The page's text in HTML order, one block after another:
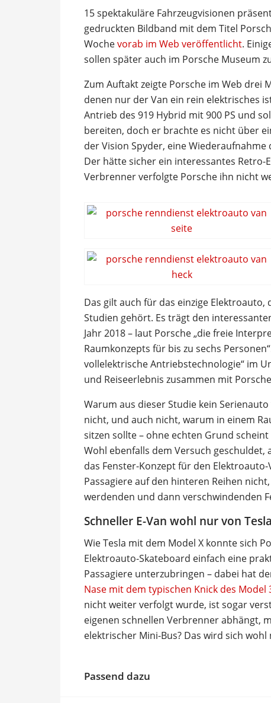
15 spektakuläre Fahrzeugvisionen
gedruckten Bildband mit dem Titel
Wochevorab im Web veröffentlicht.
sollen später auch im Porsche Museum
Zum Auftakt zeigte Porsche im Web drei
denen nur der Van ein rein elektrisches
Antrieb des 919 Hybrid mit 900 PS und
bereiten, doch er brachte es nicht über
der Vision Spyder, eine Wiederaufnahme
Der hätte sicher ein interessantes Retro-
Verbrenner verfolgte Porsche ihn nicht
Das gilt auch für das einzige
Studien gehört. Es trägt den
Jahr 2018 – laut Porsche „die freie
Raumkonzepts für bis zu sechs
vollelektrische Antriebstechnologie“ im
und Reiseerlebnis zusammen mit
Warum aus dieser Studie kein
nicht, und auch nicht, warum in einem
sitzen sollte – ohne echten Grund
Wohl ebenfalls dem Versuch geschuldet,
das Fenster-Konzept für den
Passagiere auf den hinteren Reihen
werdenden und dann verschwindenden
Schneller E-Van wohl nur von Tesla
Wie Tesla mit dem Model X konnte sich
Elektroauto-Skateboard einfach eine
Passagiere unterzubringen – dabei hat
Nase mit dem typischen Knick des Model
nicht weiter verfolgt wurde, ist sogar
eigenen schnellen Verbrenner abhängt,
elektrischer Mini-Bus? Das wird sich
Passend dazu